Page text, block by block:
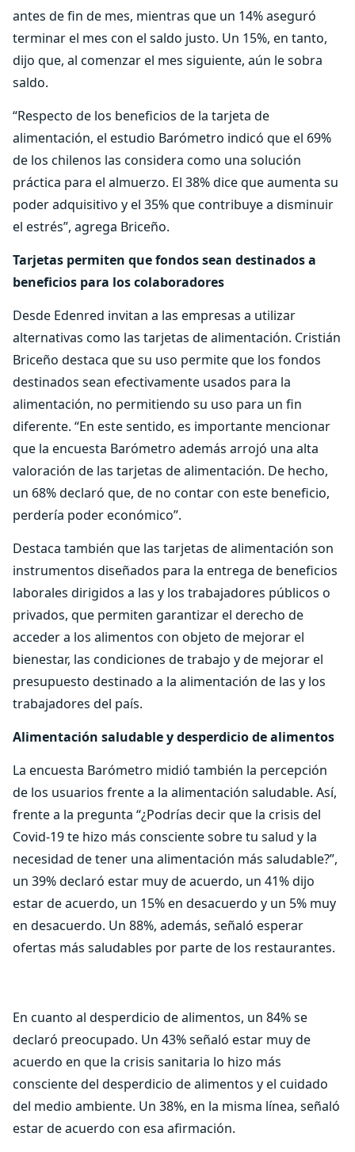
antes de fin de mes, mientras que un 14% aseguró
terminar el mes con el saldo justo. Un 15%, en tanto,
dijo que, al comenzar el mes siguiente, aún le sobra
saldo.
“Respecto de los beneficios de la tarjeta de
alimentación, el estudio Barómetro indicó que el 69%
de los chilenos las considera como una solución
práctica para el almuerzo. El 38% dice que aumenta su
poder adquisitivo y el 35% que contribuye a disminuir
el estrés”, agrega Briceño.
Tarjetas permiten que fondos sean destinados a
beneficios para los colaboradores
Desde Edenred invitan a las empresas a utilizar
alternativas como las tarjetas de alimentación. Cristián
Briceño destaca que su uso permite que los fondos
destinados sean efectivamente usados para la
alimentación, no permitiendo su uso para un fin
diferente. “En este sentido, es importante mencionar
que la encuesta Barómetro además arrojó una alta
valoración de las tarjetas de alimentación. De hecho,
un 68% declaró que, de no contar con este beneficio,
perdería poder económico”.
Destaca también que las tarjetas de alimentación son
instrumentos diseñados para la entrega de beneficios
laborales dirigidos a las y los trabajadores públicos o
privados, que permiten garantizar el derecho de
acceder a los alimentos con objeto de mejorar el
bienestar, las condiciones de trabajo y de mejorar el
presupuesto destinado a la alimentación de las y los
trabajadores del país.
Alimentación saludable y desperdicio de alimentos
La encuesta Barómetro midió también la percepción
de los usuarios frente a la alimentación saludable. Así,
frente a la pregunta “¿Podrías decir que la crisis del
Covid-19 te hizo más consciente sobre tu salud y la
necesidad de tener una alimentación más saludable?”,
un 39% declaró estar muy de acuerdo, un 41% dijo
estar de acuerdo, un 15% en desacuerdo y un 5% muy
en desacuerdo. Un 88%, además, señaló esperar
ofertas más saludables por parte de los restaurantes.
En cuanto al desperdicio de alimentos, un 84% se
declaró preocupado. Un 43% señaló estar muy de
acuerdo en que la crisis sanitaria lo hizo más
consciente del desperdicio de alimentos y el cuidado
del medio ambiente. Un 38%, en la misma línea, señaló
estar de acuerdo con esa afirmación.